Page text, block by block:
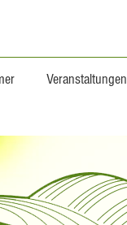
Veranstaltungen